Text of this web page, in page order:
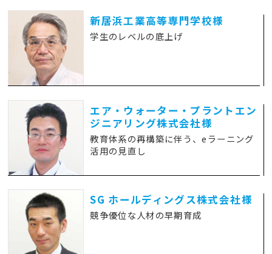
新居浜工業高等専門学校様
学生のレベルの底上げ
エア・ウォーター・プラントエン
ジニアリング株式会社様
教育体系の再構築に伴う、eラーニング
活用の見直し
SG ホールディングス株式会社様
競争優位な人材の早期育成